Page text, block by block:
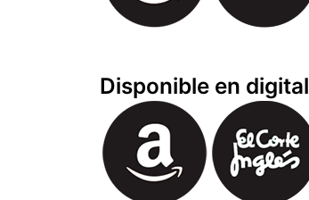
Disponible en digital